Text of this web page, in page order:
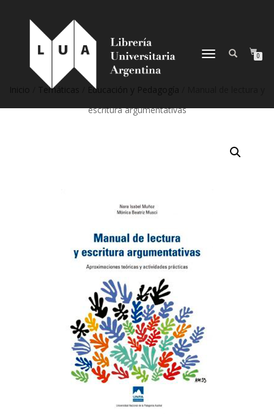
NAVEGACIÓN
0
Temáticas Educación y Pedagogía
escritura argumentativas